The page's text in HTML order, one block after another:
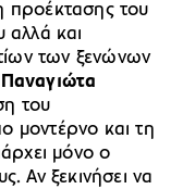
προέκτασης του
αλλά και
των ξενώνων
του
μοντέρνο και τη
μόνο ο
Αν ξεκινήσει να